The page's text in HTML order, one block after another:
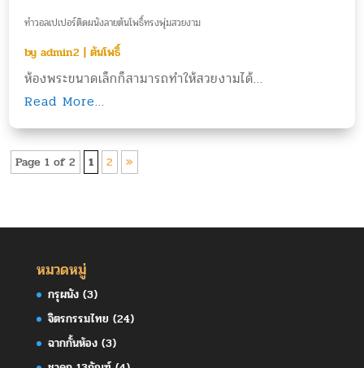
ทำวอลเปเปอร์ติดผนังลายต้นโพธิ์ทรงพุ่มสวยงาม
byadmin2 |ต้นโพธิ์
ห้องพระขนาดเล็กก็สามารถทำให้สวยงามได้...
Read More...
Page 1 of 2 1 2 »
หมวดหมู่
กรุผนัง(3)
จิตรกรรมไทย (24)
ฉากกั้นห้อง(3)